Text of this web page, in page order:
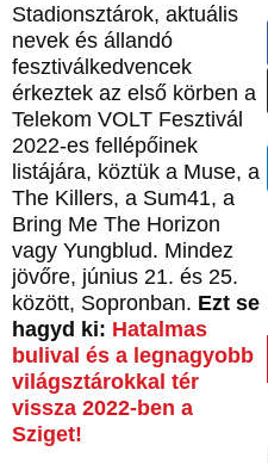
Stadionsztárok, aktuális
nevek és állandó
fesztiválkedvencek
érkeztek az első körben a
Telekom VOLT Fesztivál
2022-es fellépőinek
listájára, köztük a Muse, a
The Killers, a Sum41, a
Bring Me The Horizon
vagy Yungblud. Mindez
jövőre, június 21. és 25.
között, Sopronban. Ezt se
hagyd ki: Hatalmas
bulival és a legnagyobb
világsztárokkal tér
vissza 2022-ben a
Sziget!